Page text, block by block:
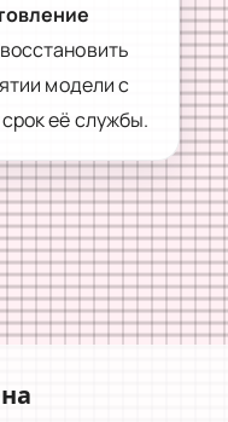
модели с
её службы.